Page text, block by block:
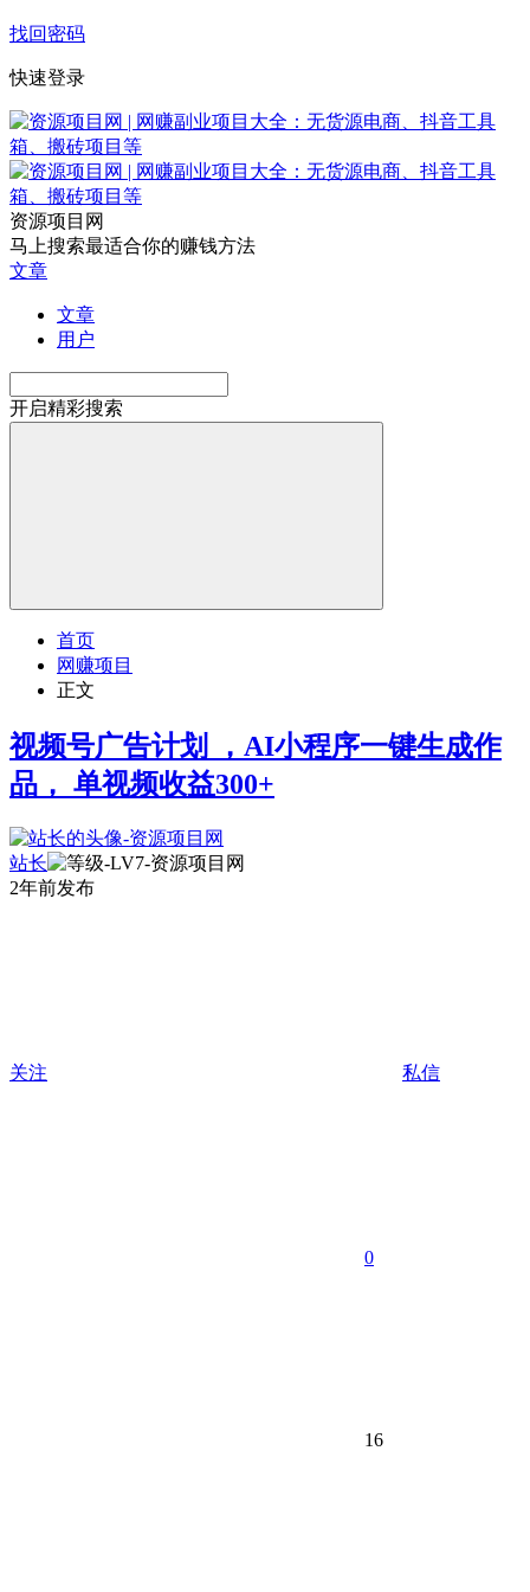
找回密码
快速登录
资源项目网
马上搜索最适合你的赚钱方法
文章
文章
用户
开启精彩搜索
首页
网赚项目
正文
视频号广告计划 ，AI小程序一键生成作
品， 单视频收益300+
站长
2年前发布
关注 私信
0
16